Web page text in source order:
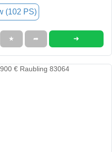
(102 PS)
★ ➦ ➜